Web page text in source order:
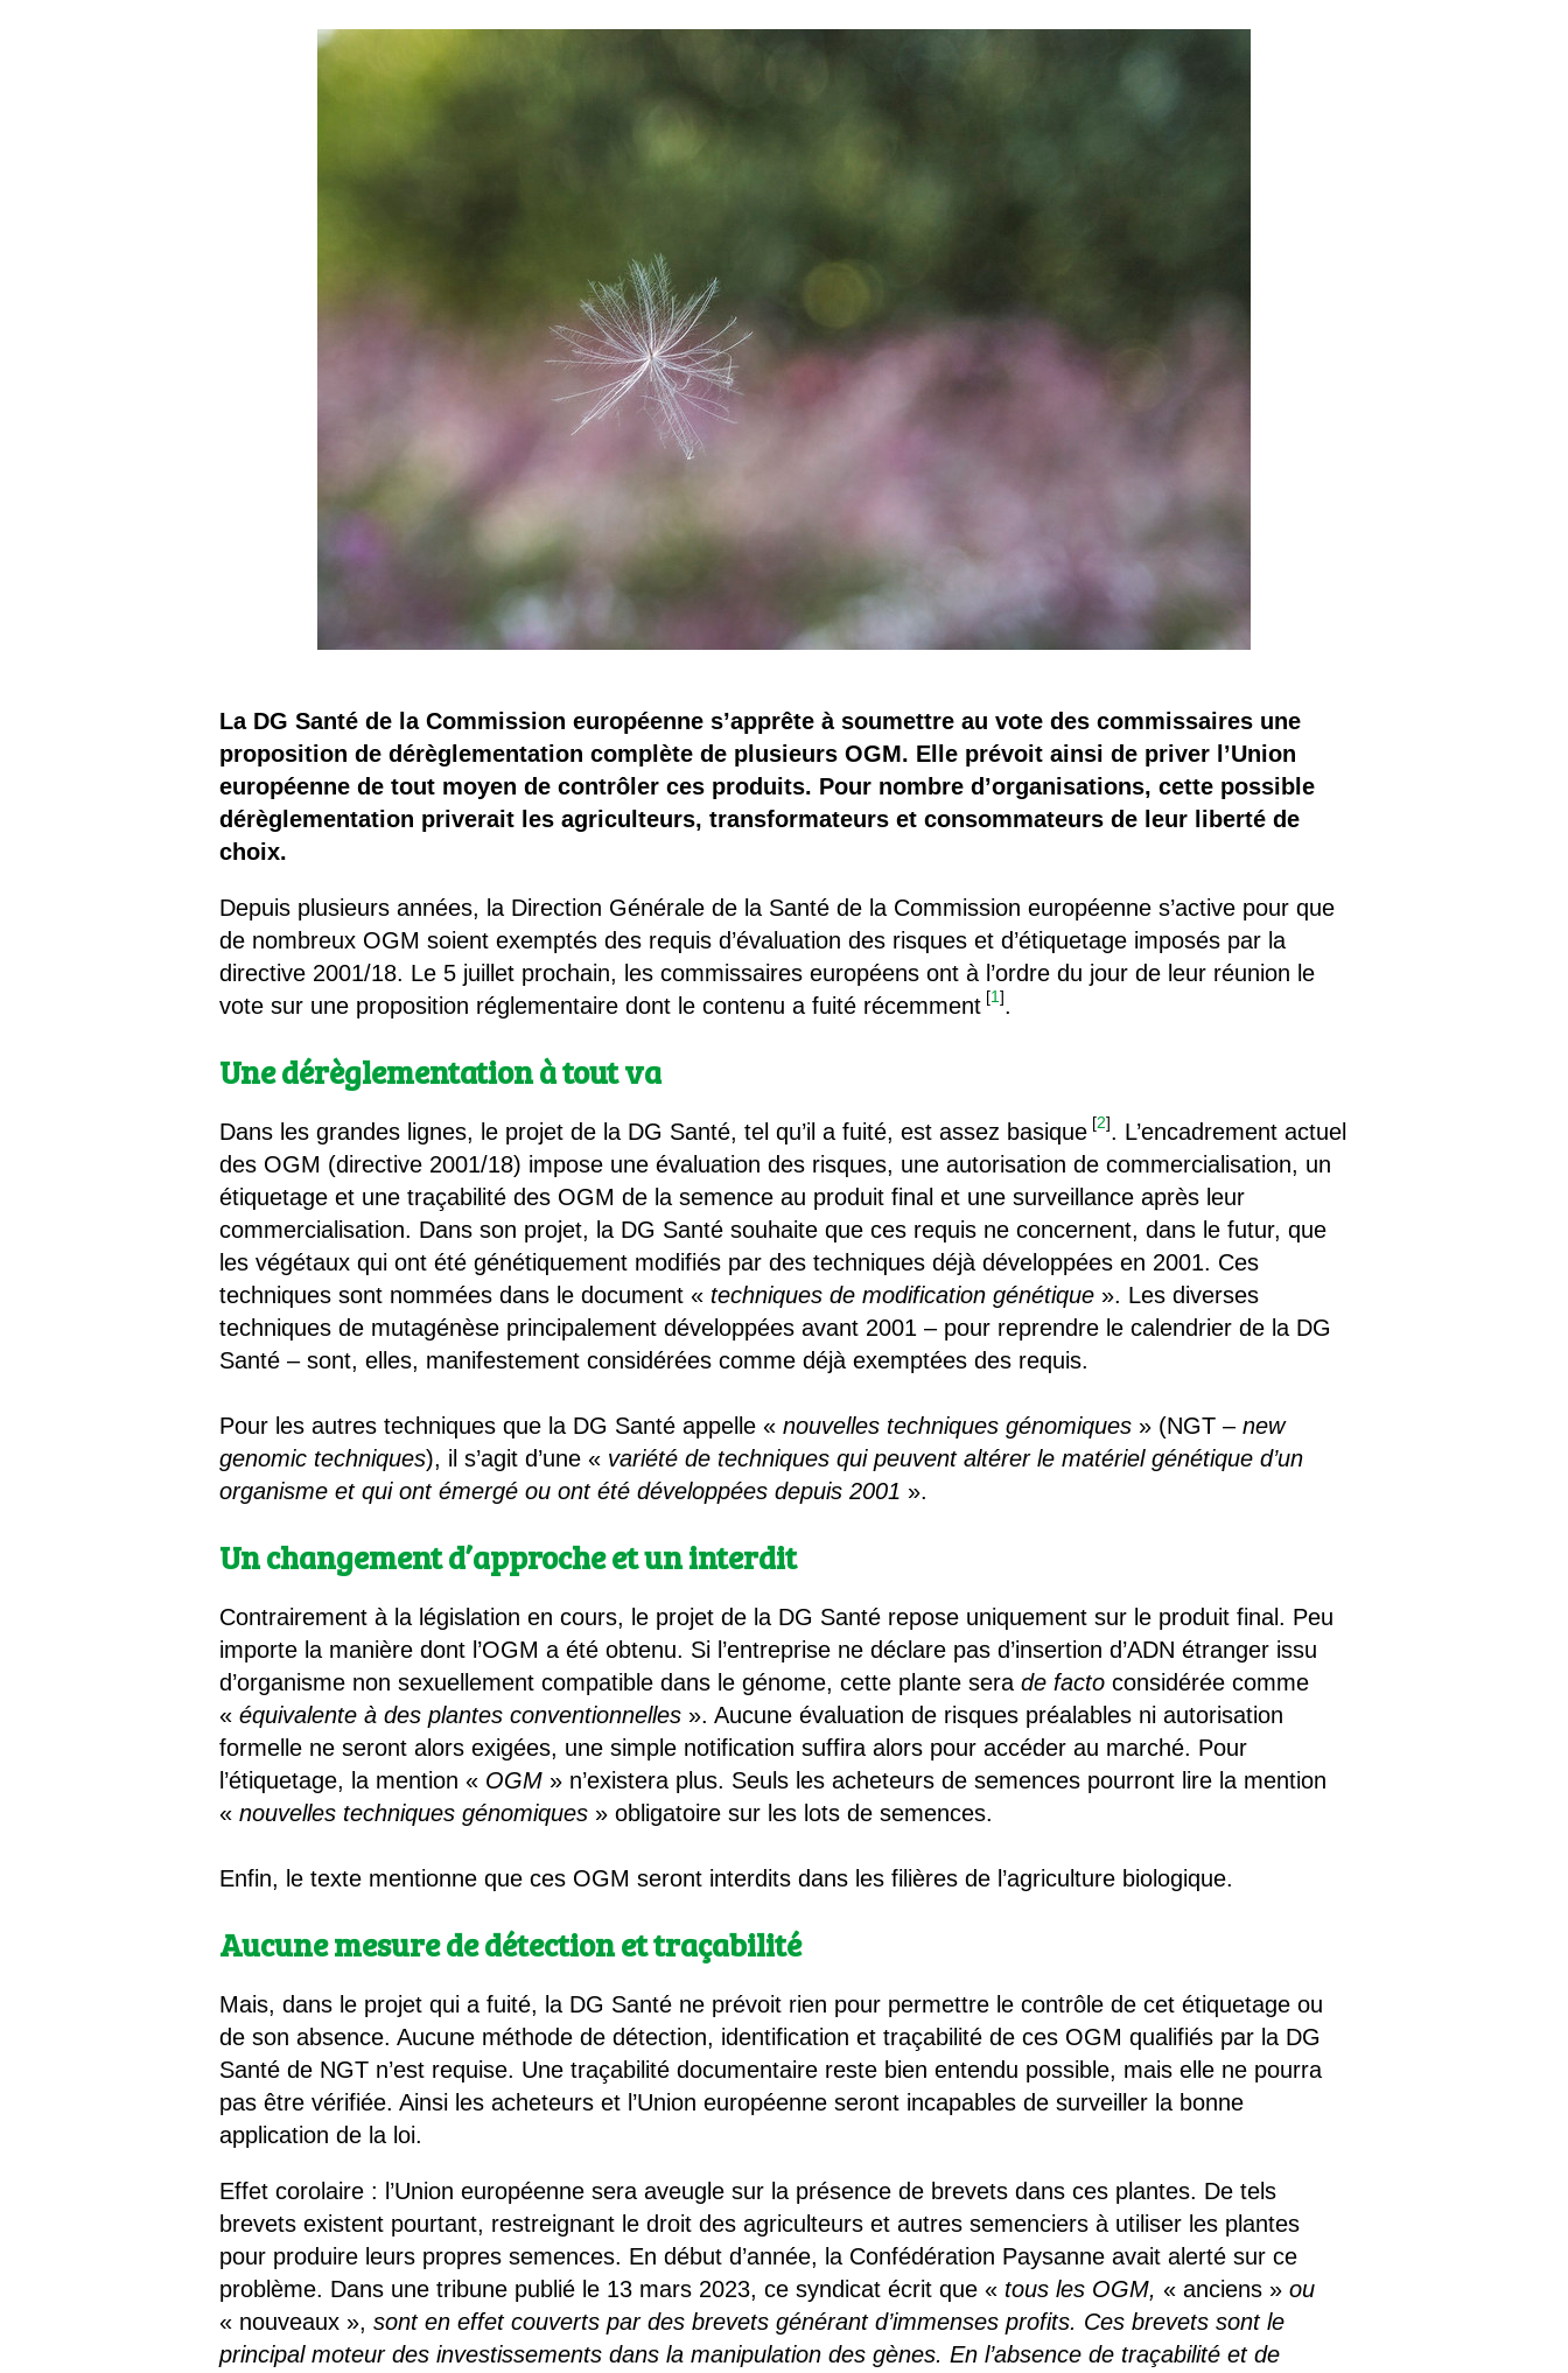
Quels sont les avantages et les inconvénients des OGM ?
La DG Santé de la Commission européenne s’apprête à soumettre au vote des commissaires une
proposition de dérèglementation complète de plusieurs OGM. Elle prévoit ainsi de priver l’Union
européenne de tout moyen de contrôler ces produits. Pour nombre d’organisations, cette possible
dérèglementation priverait les agriculteurs, transformateurs et consommateurs de leur liberté de
choix.
Depuis plusieurs années, la Direction Générale de la Santé de la Commission européenne s’active pour que
de nombreux OGM soient exemptés des requis d’évaluation des risques et d’étiquetage imposés par la
directive 2001/18. Le 5 juillet prochain, les commissaires européens ont à l’ordre du jour de leur réunion le
vote sur une proposition réglementaire dont le contenu a fuité récemment [1].
Une dérèglementation à tout va
Dans les grandes lignes, le projet de la DG Santé, tel qu’il a fuité, est assez basique [2]. L’encadrement actuel
des OGM (directive 2001/18) impose une évaluation des risques, une autorisation de commercialisation, un
étiquetage et une traçabilité des OGM de la semence au produit final et une surveillance après leur
commercialisation. Dans son projet, la DG Santé souhaite que ces requis ne concernent, dans le futur, que
les végétaux qui ont été génétiquement modifiés par des techniques déjà développées en 2001. Ces
techniques sont nommées dans le document « techniques de modification génétique ». Les diverses
techniques de mutagénèse principalement développées avant 2001 – pour reprendre le calendrier de la DG
Santé – sont, elles, manifestement considérées comme déjà exemptées des requis.
Pour les autres techniques que la DG Santé appelle «nouvelles techniques génomiques » (NGT –new
genomic techniques), il s’agit d’une « variété de techniques qui peuvent altérer le matériel génétique d’un
organisme et qui ont émergé ou ont été développées depuis 2001 ».
Un changement d’approche et un interdit
Contrairement à la législation en cours, le projet de la DG Santé repose uniquement sur le produit final. Peu
importe la manière dont l’OGM a été obtenu. Si l’entreprise ne déclare pas d’insertion d’ADN étranger issu
d’organisme non sexuellement compatible dans le génome, cette plante serade facto considérée comme
«équivalente à des plantes conventionnelles ». Aucune évaluation de risques préalables ni autorisation
formelle ne seront alors exigées, une simple notification suffira alors pour accéder au marché. Pour
l’étiquetage, la mention « OGM » n’existera plus. Seuls les acheteurs de semences pourront lire la mention
«nouvelles techniques génomiques » obligatoire sur les lots de semences.
Enfin, le texte mentionne que ces OGM seront interdits dans les filières de l’agriculture biologique.
Aucune mesure de détection et traçabilité
Mais, dans le projet qui a fuité, la DG Santé ne prévoit rien pour permettre le contrôle de cet étiquetage ou
de son absence. Aucune méthode de détection, identification et traçabilité de ces OGM qualifiés par la DG
Santé de NGT n’est requise. Une traçabilité documentaire reste bien entendu possible, mais elle ne pourra
pas être vérifiée. Ainsi les acheteurs et l’Union européenne seront incapables de surveiller la bonne
application de la loi.
Effet corolaire : l’Union européenne sera aveugle sur la présence de brevets dans ces plantes. De tels
brevets existent pourtant, restreignant le droit des agriculteurs et autres semenciers à utiliser les plantes
pour produire leurs propres semences. En début d’année, la Confédération Paysanne avait alerté sur ce
problème. Dans une tribune publié le 13 mars 2023, ce syndicat écrit que « tous les OGM, « anciens »ou
« nouveaux »,sont en effet couverts par des brevets générant d’immenses profits. Ces brevets sont le
principal moteur des investissements dans la manipulation des gènes. En l’absence de traçabilité et de